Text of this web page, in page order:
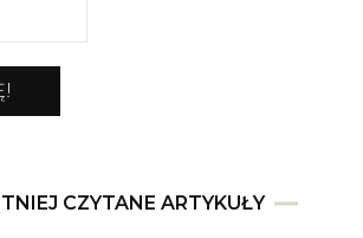
CZYTANE ARTYKUŁY